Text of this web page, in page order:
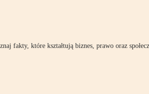
fakty, które kształtują biznes, prawo oraz